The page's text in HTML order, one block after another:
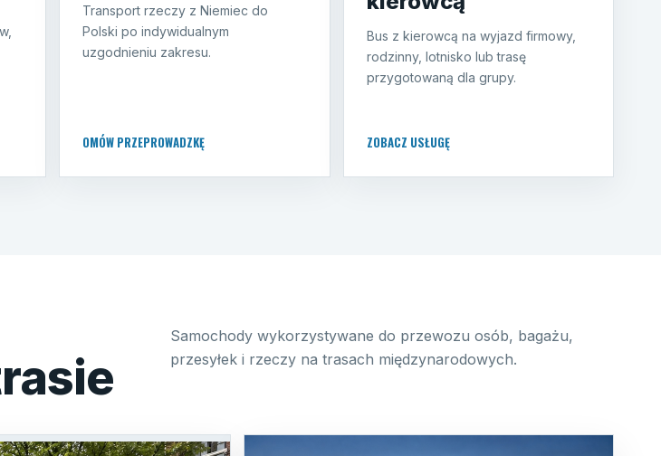
Transport rzeczy z Niemiec do
Polski po indywidualnym
uzgodnieniu zakresu.
OMÓW PRZEPROWADZKĘ
Bus z kierowcą na wyjazd firmowy,
rodzinny, lotnisko lub trasę
przygotowaną dla grupy.
ZOBACZ USŁUGĘ
Samochody wykorzystywane do przewozu osób, bagażu,
przesyłek i rzeczy na trasach międzynarodowych.